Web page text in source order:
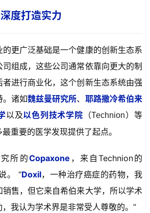
度打造实力
更广泛基础是一个健康的创新生态系
组成，这些公司通常依靠向更大的制
进行商业化，这个创新生态系统由强
。诸如魏兹曼研究所、 耶路撒冷希伯来
以及以色列技术学院 （Technion）等
重要的医学发现提供了起点。
所的Copaxone ，来自Technion的
。 “Doxil，一种治疗癌症的药物，我
售，但它来自希伯来大学，所以学术
我认为学术界是非常受人尊敬的。”